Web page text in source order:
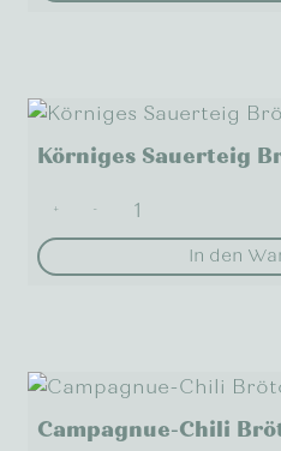
Körniges Sauerteig
+ -
In den
Campagnue-Chili